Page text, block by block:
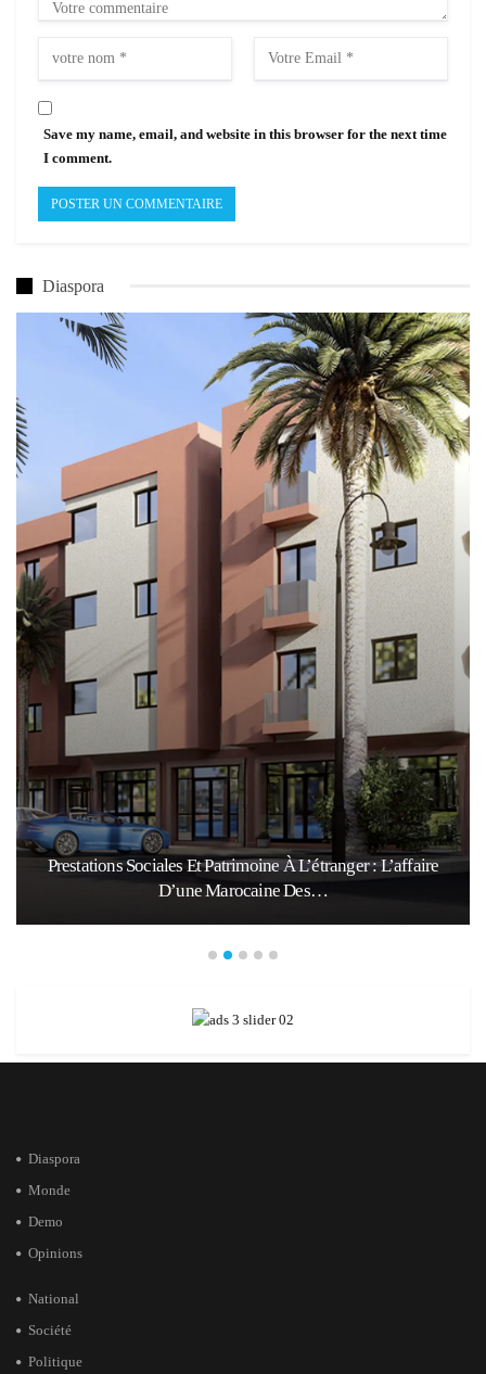
Save my name, email, and website in this browser for the next time
I comment.
Diaspora
Prestations Sociales Et Patrimoine À L’étranger : L’affaire
D’une Marocaine Des…
Diaspora
Monde
Demo
Opinions
National
Société
Politique